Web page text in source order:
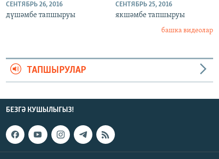
СЕНТЯБРЬ 26, 2016
дүшәмбе тапшыруы
СЕНТЯБРЬ 25, 2016
якшәмбе тапшыруы
башка видеолар
ТАПШЫРУЛАР
БЕЗГӘ КУШЫЛЫГЫЗ!